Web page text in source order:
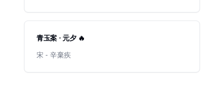
青玉案 · 元夕 🔥
宋 - 辛棄疾